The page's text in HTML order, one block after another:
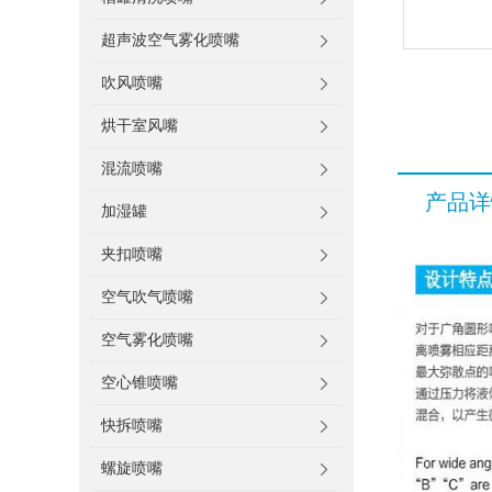
超声波空气雾化喷嘴
吹风喷嘴
烘干室风嘴
混流喷嘴
加湿罐
夹扣喷嘴
空气吹气喷嘴
空气雾化喷嘴
空心锥喷嘴
快拆喷嘴
螺旋喷嘴
产品